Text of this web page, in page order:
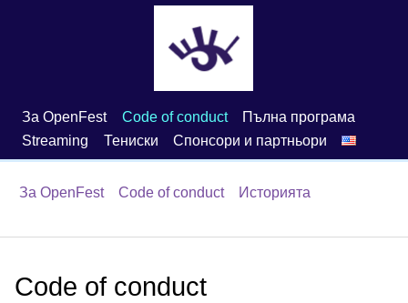
За OpenFest Code of conduct
Пълна програма
Streaming
Тениски Спонсори и партньори
За OpenFest Code of conduct Историята
Code of conduct